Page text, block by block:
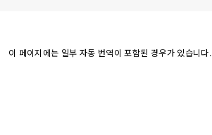
이 페이지에는 일부 자동 번역이 포함된 경우가 있습니다.